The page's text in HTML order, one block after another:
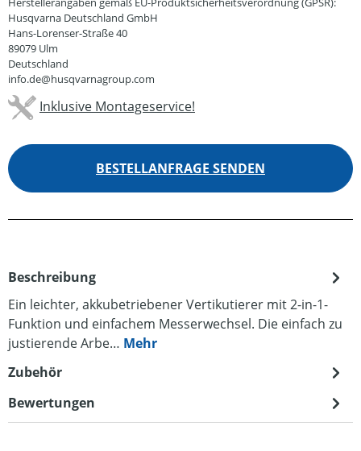
Husqvarna Deutschland GmbH
Hans-Lorenser-Straße 40
89079 Ulm
Deutschland
info.de@husqvarnagroup.com
Inklusive Montageservice!
BESTELLANFRAGE SENDEN
Beschreibung
Ein leichter, akkubetriebener Vertikutierer mit 2-in-1-
Funktion und einfachem Messerwechsel. Die einfach zu
justierende Arbe… Mehr
Zubehör
Bewertungen